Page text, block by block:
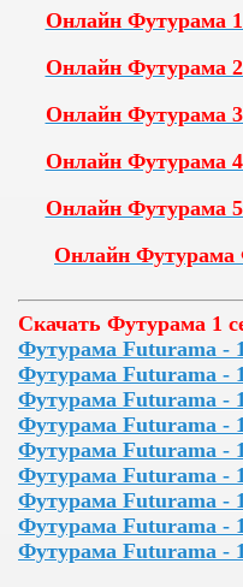
Онлайн Футурама 1
Онлайн Футурама 2
Онлайн Футурама 3
Онлайн Футурама 4
Онлайн Футурама 5
Онлайн
Скачать Футурама 1
Футурама Futurama -
Футурама Futurama -
Футурама Futurama -
Футурама Futurama -
Футурама Futurama -
Футурама Futurama -
Футурама Futurama -
Футурама Futurama -
Футурама Futurama -